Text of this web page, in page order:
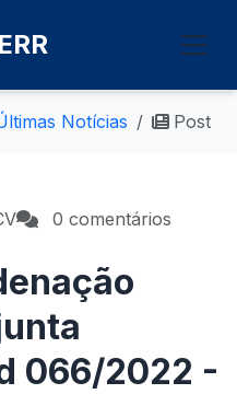
Notícias Post
0 comentários
066/2022 -